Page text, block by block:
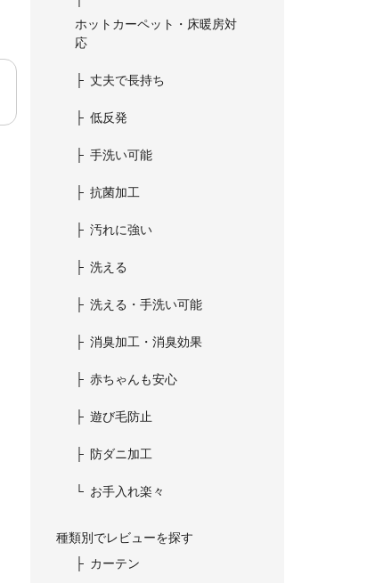
ホットカーペット・床暖房対
応
丈夫で長持ち
低反発
手洗い可能
抗菌加工
汚れに強い
洗える
洗える・手洗い可能
消臭加工・消臭効果
赤ちゃんも安心
遊び毛防止
防ダニ加工
お手入れ楽々
種類別でレビューを探す
カーテン